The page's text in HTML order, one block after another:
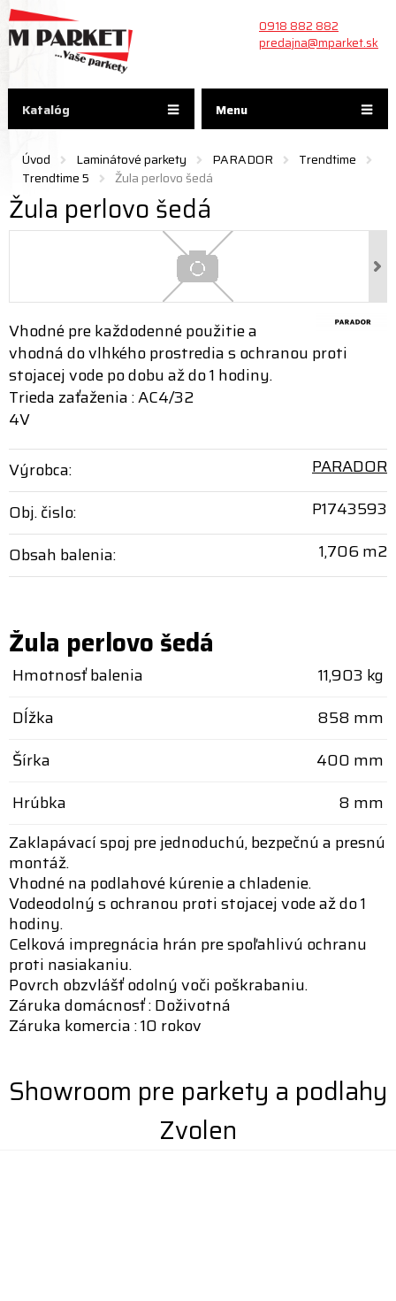
Menu
0918 882 882
predajna@mparket.sk
Úvod Laminátové parkety PARADOR
Trendtime
Trendtime 5
Žula perlovo šedá
Žula perlovo šedá
Vhodné pre každodenné použitie a
vhodná do vlhkého prostredia s ochranou proti
stojacej vode po dobu až do 1 hodiny.
Trieda zaťaženia : AC4/32
4V
Výrobca:
PARADOR
Obj. čislo:
P1743593
Obsah balenia:
1,706 m2
Žula perlovo šedá
Hmotnosť balenia
11,903 kg
Dĺžka
858 mm
Šírka
400 mm
Hrúbka
8 mm
Zaklapávací spoj pre jednoduchú, bezpečnú a presnú
montáž.
Vhodné na podlahové kúrenie a chladenie.
Vodeodolný s ochranou proti stojacej vode až do 1
hodiny.
Celková impregnácia hrán pre spoľahlivú ochranu
proti nasiakaniu.
Povrch obzvlášť odolný voči poškrabaniu.
Záruka domácnosť : Doživotná
Záruka komercia : 10 rokov
Katalóg
Showroom pre parkety a podlahy
Zvolen